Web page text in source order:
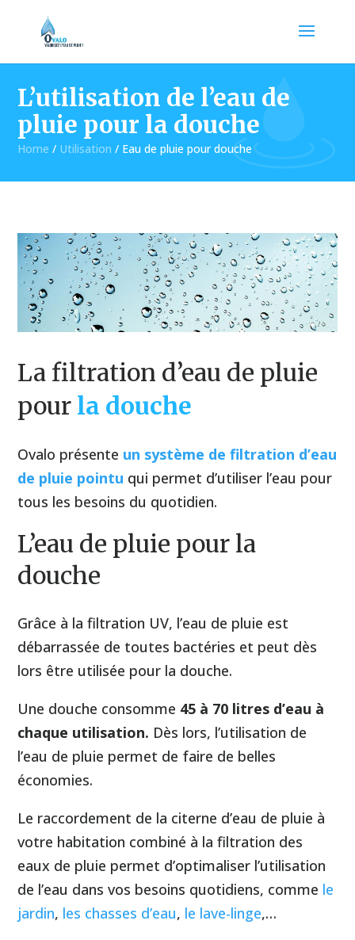
L’utilisation de l’eau de
pluie pour la douche
Home / Utilisation / Eau de pluie pour douche
La filtration d’eau de pluie
pour la douche
Ovalo présente un système de filtration d’eau
de pluie pointu qui permet d’utiliser l’eau pour
tous les besoins du quotidien.
L’eau de pluie pour la
douche
Grâce à la filtration UV, l’eau de pluie est
débarrassée de toutes bactéries et peut dès
lors être utilisée pour la douche.
Une douche consomme 45 à 70 litres d’eau à
chaque utilisation. Dès lors, l’utilisation de
l’eau de pluie permet de faire de belles
économies.
Le raccordement de la citerne d’eau de pluie à
votre habitation combiné à la filtration des
eaux de pluie permet d’optimaliser l’utilisation
de l’eau dans vos besoins quotidiens, comme le
jardin, les chasses d’eau, le lave-linge,…